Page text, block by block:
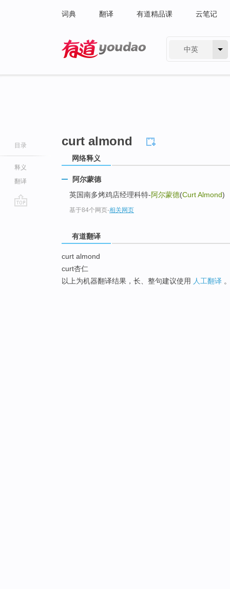
词典 翻译 有道精品课 云笔记
中英
目录
释义
翻译
curt almond
网络释义
阿尔蒙德
英国南多烤鸡店经理科特-阿尔蒙德(Curt Almond)
基于84个网页-相关网页
有道翻译
curt almond
curt杏仁
以上为机器翻译结果，长、整句建议使用 人工翻译